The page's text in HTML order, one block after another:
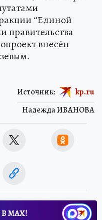
“Единой
правительства
внесён
Надежда ИВАНОВА
Источник: kp.ru
МАХ!